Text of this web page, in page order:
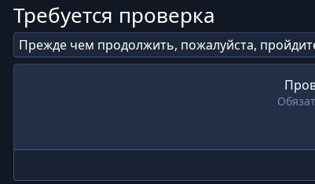
Требуется проверка
Прежде чем продолжить, пожалуйста,